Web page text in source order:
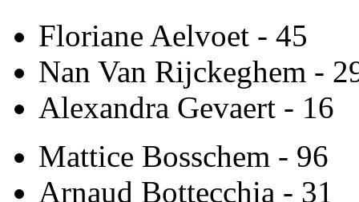
Floriane Aelvoet - 45
Nan Van Rijckeghem -
Alexandra Gevaert - 16
Mattice Bosschem - 96
Arnaud Bottecchia - 31